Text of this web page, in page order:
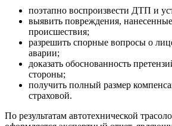
поэтапно воспроизвести ДТП и
выявить повреждения,
происшествия;
разрешить спорные вопросы о
аварии;
доказать обоснованность
стороны;
получить полный размер
страховой.
По результатам автотехнической